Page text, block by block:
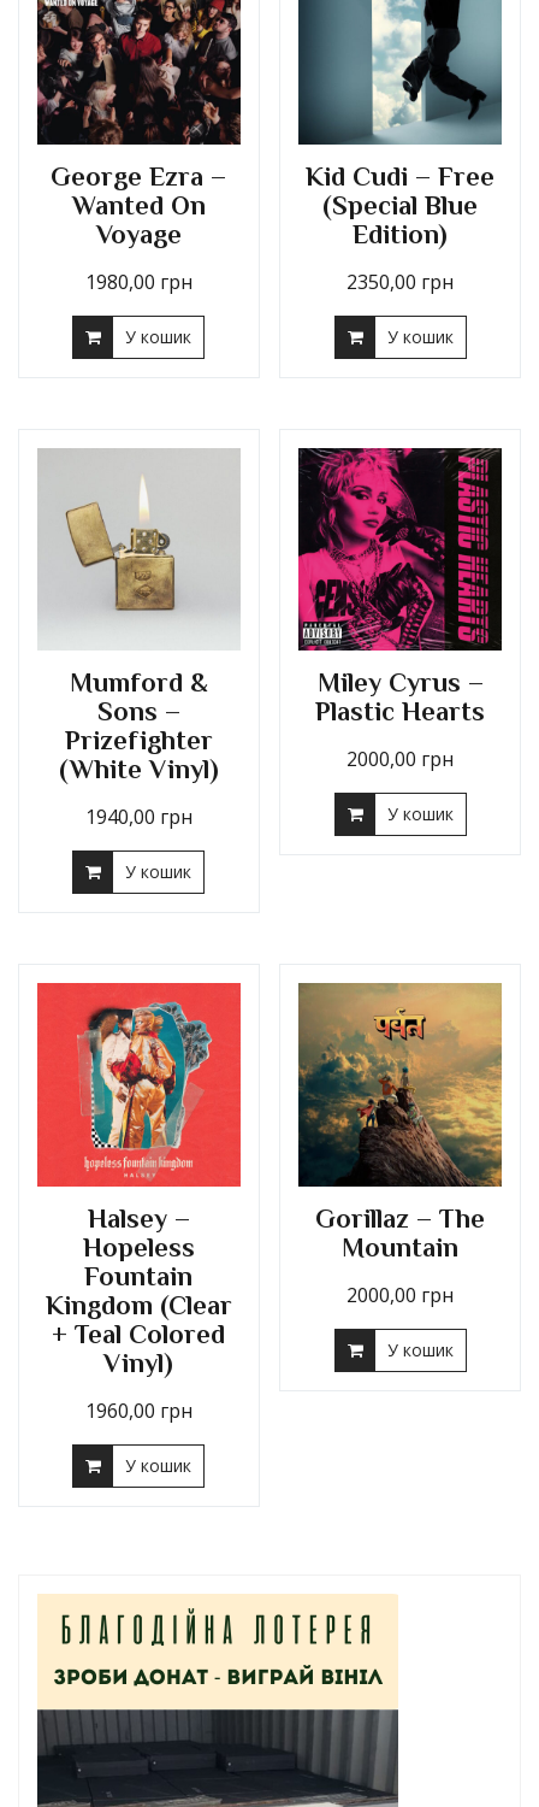
George Ezra –
Wanted On
Voyage
1980,00 грн
У кошик
Kid Cudi – Free
(Special Blue
Edition)
2350,00 грн
У кошик
Mumford &
Sons –
Prizefighter
(White Vinyl)
1940,00 грн
У кошик
Miley Cyrus –
Plastic Hearts
2000,00 грн
У кошик
Halsey –
Hopeless
Fountain
Kingdom (Clear
+ Teal Colored
Vinyl)
1960,00 грн
У кошик
Gorillaz – The
Mountain
2000,00 грн
У кошик